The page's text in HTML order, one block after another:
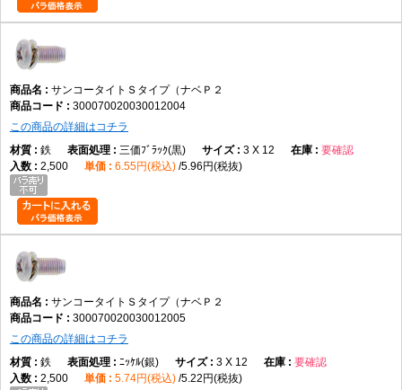
サンコータイトＳタイプ（ナベＰ２
300070020030012004
この商品の詳細はコチラ
鉄
三価ﾌﾞﾗｯｸ(黒) 3 X 12
要確認
2,500
6.55円(税込) 5.96円(税抜)
サンコータイトＳタイプ（ナベＰ２
300070020030012005
この商品の詳細はコチラ
鉄
ﾆｯｹﾙ(銀) 3 X 12
要確認
2,500
5.74円(税込) 5.22円(税抜)